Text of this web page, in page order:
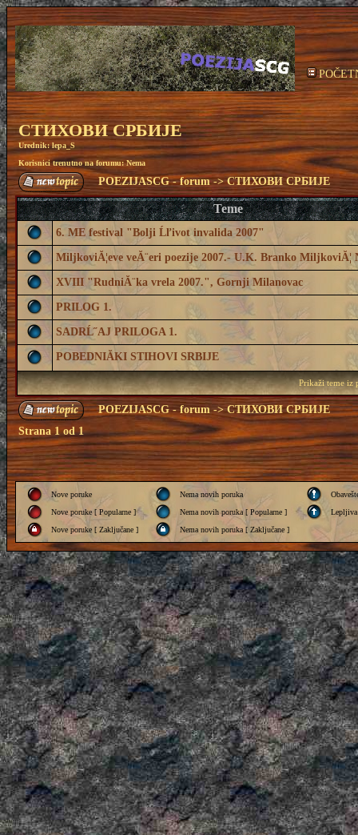
СТИХОВИ СРБИЈЕ
Urednik:lepa_S
Korisnici trenutno na forumu: Nema
POEZIJASCG - forum->СТИХОВИ СРБИЈЕ
Teme
6. ME festival "Bolji Ĺľivot invalida 2007"
MiljkoviĂ¦eve veĂ¨eri poezije 2007.- U.K. Branko MiljkoviĂ¦
XVIII "RudniĂ¨ka vrela 2007.", Gornji Milanovac
PRILOG 1.
SADRĹ˝AJ PRILOGA 1.
POBEDNIĂKI STIHOVI SRBIJE
Prikaži teme iz
POEZIJASCG - forum->СТИХОВИ СРБИЈЕ
Strana1od1
Nove poruke Nema novih poruka
Nove poruke [ Popularne ]
Nema novih poruka [ Popularne ]
Lepljiva
Nove poruke [ Zaključane ]
Nema novih poruka [ Zaključane ]